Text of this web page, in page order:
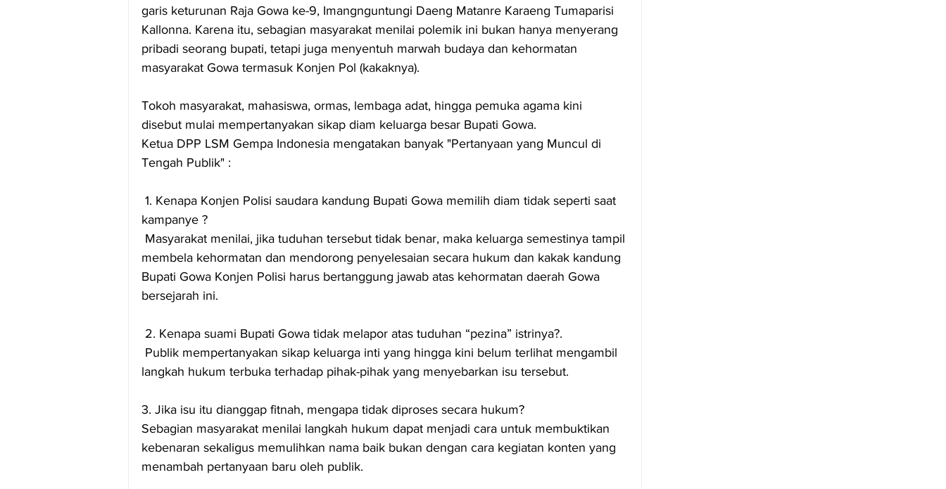
garis keturunan Raja Gowa ke-9, Imangnguntungi Daeng Matanre Karaeng Tumaparisi
Kallonna. Karena itu, sebagian masyarakat menilai polemik ini bukan hanya menyerang
pribadi seorang bupati, tetapi juga menyentuh marwah budaya dan kehormatan
masyarakat Gowa termasuk Konjen Pol (kakaknya).
Tokoh masyarakat, mahasiswa, ormas, lembaga adat, hingga pemuka agama kini
disebut mulai mempertanyakan sikap diam keluarga besar Bupati Gowa.
Ketua DPP LSM Gempa Indonesia mengatakan banyak "Pertanyaan yang Muncul di
Tengah Publik" :
kampanye ?
membela kehormatan dan mendorong penyelesaian secara hukum dan kakak kandung
Bupati Gowa Konjen Polisi harus bertanggung jawab atas kehormatan daerah Gowa
bersejarah ini.
2. Kenapa suami Bupati Gowa tidak melapor atas tuduhan “pezina” istrinya?.
langkah hukum terbuka terhadap pihak-pihak yang menyebarkan isu tersebut.
3. Jika isu itu dianggap fitnah, mengapa tidak diproses secara hukum?
Sebagian masyarakat menilai langkah hukum dapat menjadi cara untuk membuktikan
kebenaran sekaligus memulihkan nama baik bukan dengan cara kegiatan konten yang
menambah pertanyaan baru oleh publik.